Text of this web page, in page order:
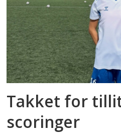
Takket for
scoringer